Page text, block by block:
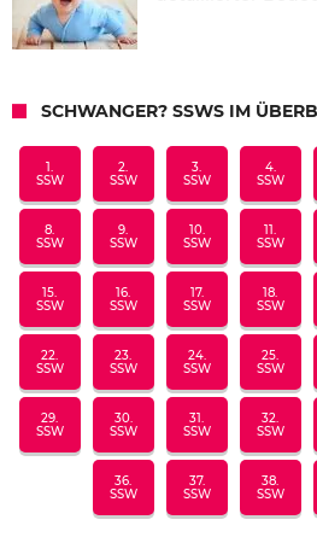
SCHWANGER? SSWS IM
1.
SSW
2.
SSW
3.
SSW
4.
SSW
8.
SSW
9.
SSW
10.
SSW
11.
SSW
15.
SSW
16.
SSW
17.
SSW
18.
SSW
22.
SSW
23.
SSW
24.
SSW
25.
SSW
29.
SSW
30.
SSW
31.
SSW
32.
SSW
36.
SSW
37.
SSW
38.
SSW